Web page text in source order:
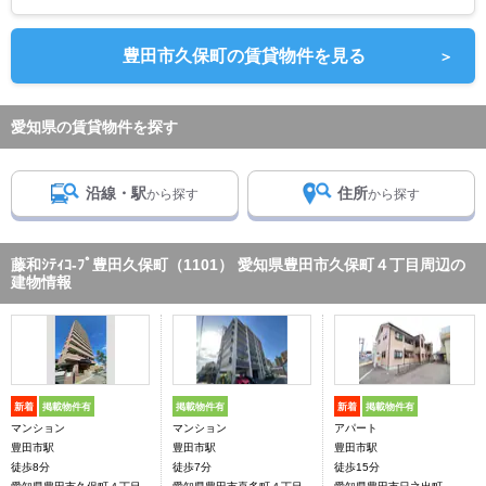
豊田市久保町の賃貸物件を見る ＞
愛知県の賃貸物件を探す
沿線・駅から探す 住所から探す
藤和ｼﾃｨｺ-ﾌﾟ豊田久保町（1101） 愛知県豊田市久保町４丁目周辺の
建物情報
新着 掲載物件有
マンション
豊田市駅
徒歩8分
掲載物件有
マンション
豊田市駅
徒歩7分
新着 掲載物件有
アパート
豊田市駅
徒歩15分